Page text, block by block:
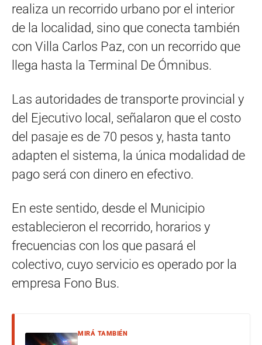
realiza un recorrido urbano por el interior
de la localidad, sino que conecta también
con Villa Carlos Paz, con un recorrido que
llega hasta la Terminal De Ómnibus.
Las autoridades de transporte provincial y
del Ejecutivo local, señalaron que el costo
del pasaje es de 70 pesos y, hasta tanto
adapten el sistema, la única modalidad de
pago será con dinero en efectivo.
En este sentido, desde el Municipio
establecieron el recorrido, horarios y
frecuencias con los que pasará el
colectivo, cuyo servicio es operado por la
empresa Fono Bus.
MIRÁ TAMBIÉN